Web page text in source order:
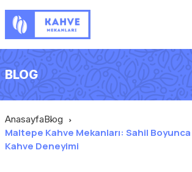
BLOG
AnasayfaBlog
Maltepe Kahve Mekanları: Sahil
Kahve Deneyimi